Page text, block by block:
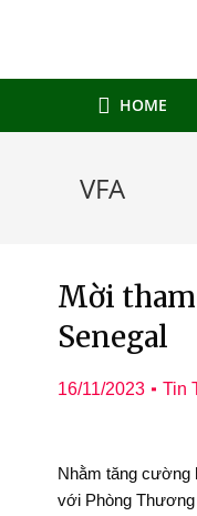
HOME
VFA
Mời
Senegal
16/11/2023 Tin
Nhằm tăng cường
với Phòng